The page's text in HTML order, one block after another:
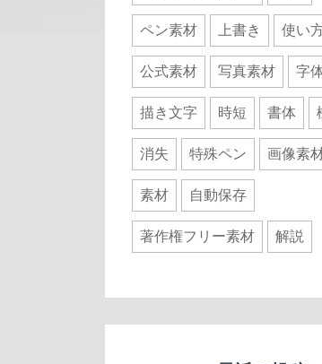
ペン素材 上書き 使い
公式素材 写真素材 字
描き文字 時短 書体
消失 特殊ペン 画像素
素材 自動保存
著作権フリー素材 解説